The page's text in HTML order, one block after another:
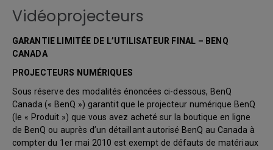
Vidéoprojecteurs
GARANTIE LIMITÉE DE L’UTILISATEUR FINAL – BENQ
CANADA
PROJECTEURS NUMÉRIQUES
Sous réserve des modalités énoncées ci-dessous, BenQ
Canada (« BenQ ») garantit que le projecteur numérique BenQ
(le « Produit ») que vous avez acheté sur la boutique en ligne
de BenQ ou auprès d’un détaillant autorisé BenQ au Canada à
compter du 1er mai 2010 est exempt de défauts de matériaux